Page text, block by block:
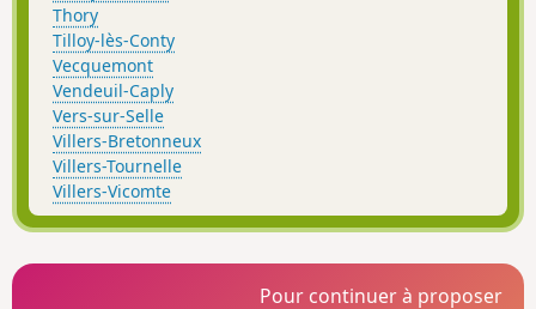
Thory
Tilloy-lès-Conty
Vecquemont
Vendeuil-Caply
Vers-sur-Selle
Villers-Bretonneux
Villers-Tournelle
Villers-Vicomte
Pour continuer à proposer